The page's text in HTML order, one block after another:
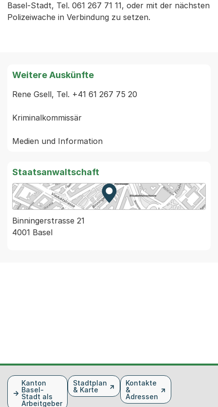
Basel-Stadt, Tel. 061 267 71 11, oder mit der nächsten
Polizeiwache in Verbindung zu setzen.
Weitere Auskünfte
Rene Gsell, Tel. +41 61 267 75 20
Kriminalkommissär
Staatsanwaltschaft
Zur Karte von MapBS.
Externer Link, wird in einem
Binningerstrasse 21
4001 Basel
FusszeileKanton
Basel-
Stadt als
Arbeitgeber
Stadtplan
& Karte
Kontakte
&
Adressen